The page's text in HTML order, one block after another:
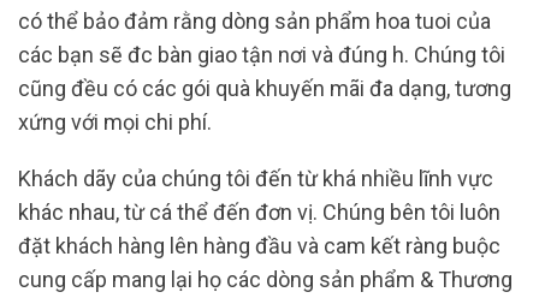
có thể bảo đảm rằng dòng sản phẩm hoa tuoi của
các bạn sẽ đc bàn giao tận nơi và đúng h. Chúng tôi
cũng đều có các gói quà khuyến mãi đa dạng, tương
xứng với mọi chi phí.
Khách dãy của chúng tôi đến từ khá nhiều lĩnh vực
khác nhau, từ cá thể đến đơn vị. Chúng bên tôi luôn
đặt khách hàng lên hàng đầu và cam kết ràng buộc
cung cấp mang lại họ các dòng sản phẩm & Thương